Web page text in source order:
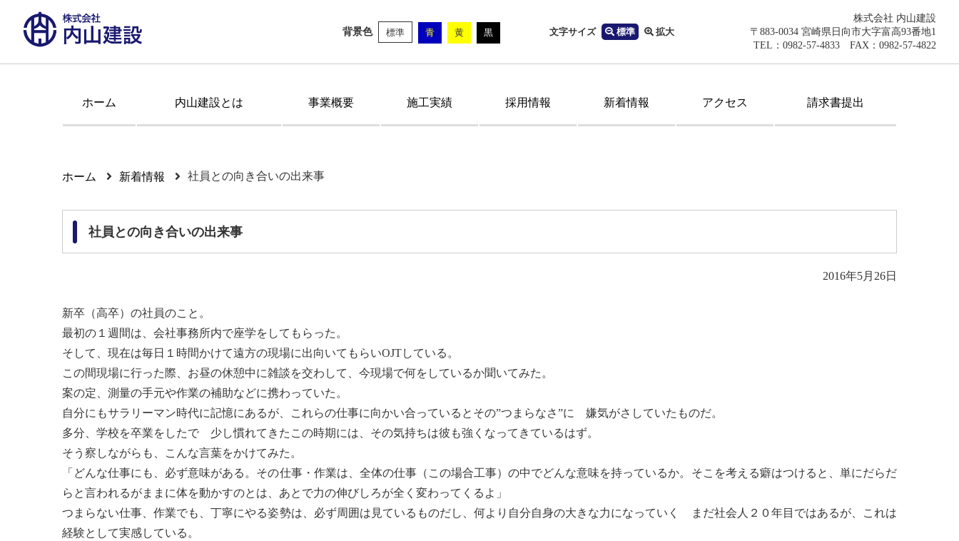
背景色 標準 青 黄 黒 文字サイズ 標準 拡大
株式会社 内山建設
〒883-0034 宮崎県日向市大字富高93番地1
TEL：0982-57-4833 FAX：0982-57-4822
ホーム 内山建設とは 事業概要 施工実績 採用情報 新着情報 アクセス 請求書提出
ホーム 新着情報 社員との向き合いの出来事
社員との向き合いの出来事
2016年5月26日
新卒（高卒）の社員のこと。
最初の１週間は、会社事務所内で座学をしてもらった。
そして、現在は毎日１時間かけて遠方の現場に出向いてもらいOJTしている。
この間現場に行った際、お昼の休憩中に雑談を交わして、今現場で何をしているか聞いてみた。
案の定、測量の手元や作業の補助などに携わっていた。
自分にもサラリーマン時代に記憶にあるが、これらの仕事に向かい合っているとその”つまらなさ”に 嫌気がさしていたものだ。
多分、学校を卒業をしたで 少し慣れてきたこの時期には、その気持ちは彼も強くなってきているはず。
そう察しながらも、こんな言葉をかけてみた。
「どんな仕事にも、必ず意味がある。その仕事・作業は、全体の仕事（この場合工事）の中でどんな意味を持っているか。そこを考える癖はつけると、単にだらだ
らと言われるがままに体を動かすのとは、あとで力の伸びしろが全く変わってくるよ」
つまらない仕事、作業でも、丁寧にやる姿勢は、必ず周囲は見ているものだし、何より自分自身の大きな力になっていく まだ社会人２０年目ではあるが、これは
経験として実感している。